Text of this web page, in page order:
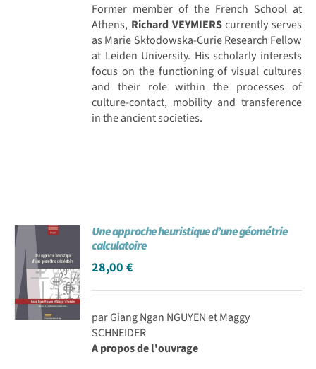
Former member of the French School at
Athens, Richard VEYMIERScurrently serves
as Marie Skłodowska-Curie Research Fellow
at Leiden University. His scholarly interests
focus on the functioning of visual cultures
and their role within the processes of
culture-contact, mobility and transference
in the ancient societies.
Une approche heuristique d’une géométrie
calculatoire
28,00€
par Giang Ngan NGUYEN et Maggy
SCHNEIDER
A propos de l'ouvrage